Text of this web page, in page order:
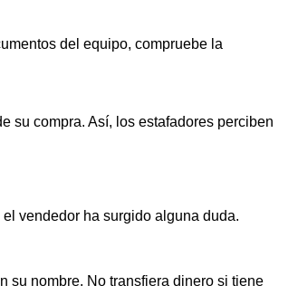
del equipo, compruebe la
su compra. Así, los estafadores perciben
vendedor ha surgido alguna duda.
su nombre. No transfiera dinero si tiene